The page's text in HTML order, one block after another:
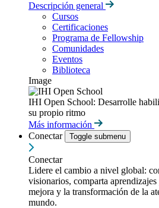
Descripción general
Cursos
Certificaciones
Programa de Fellowship
Comunidades
Eventos
Biblioteca
Image
IHI Open School: Desarrolle
su propio ritmo
Más información
Conectar
Toggle submenu
Conectar
Lidere el cambio a nivel global:
visionarios, comparta
mejora y la transformación de la
mundo.